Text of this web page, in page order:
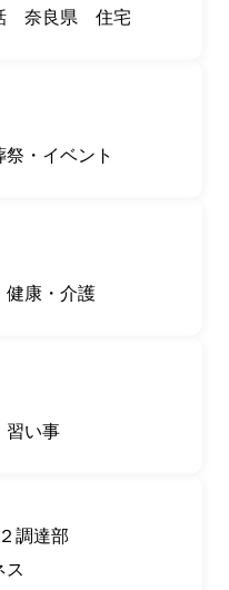
奈良県 住宅
祭・イベント
健康・介護
習い事
調達部
ス